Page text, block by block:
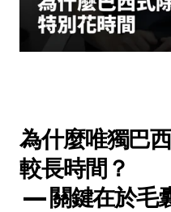
為什麼唯獨巴
較長時間？
— 關鍵在於毛